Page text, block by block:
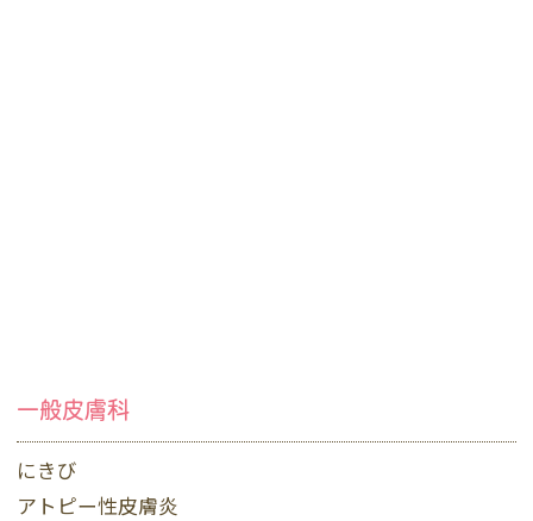
一般皮膚科
にきび
アトピー性皮膚炎